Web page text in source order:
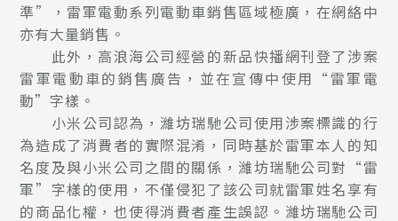
準”，雷軍電動系列電動車銷售區域極廣，在網絡中
亦有大量銷售。
此外，高浪海公司經營的新品快播網刊登了涉案
雷軍電動車的銷售廣告，並在宣傳中使用“雷軍電
動”字樣。
小米公司認為，濰坊瑞馳公司使用涉案標識的行
為造成了消費者的實際混淆，同時基於雷軍本人的知
名度及與小米公司之間的關係，濰坊瑞馳公司對“雷
軍”字樣的使用，不僅侵犯了該公司就雷軍姓名享有
的商品化權，也使得消費者產生誤認。濰坊瑞馳公司